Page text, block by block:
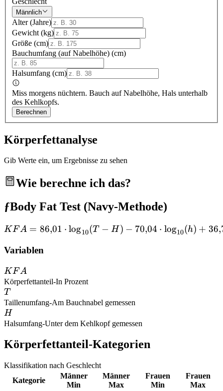
Männlich
Alter (Jahre)
Gewicht (kg)
Größe (cm)
Bauchumfang (auf Nabelhöhe) (cm)
Halsumfang (cm)
Miss morgens nüchtern. Bauch auf Nabelhöhe, Hals unterhalb
des Kehlkopfs.
Berechnen
Körperfettanalyse
Gib Werte ein, um Ergebnisse zu sehen
Wie berechne ich das?
ƒBody Fat Test (Navy-Methode)
KFA = 86{,}01 \cdot
KFA = 86,01 ⋅ log10(T − H ) − 70,04 ⋅ log10(h) + 36,
Variablen
KFA
K F A
Körperfettanteil-In Prozent
T
T
Taillenumfang-Am Bauchnabel gemessen
H
H
Halsumfang-Unter dem Kehlkopf gemessen
Körperfettanteil-Kategorien
Klassifikation nach Geschlecht
Kategorie
Männer
Min
Männer
Max
Frauen
Min
Frauen
Max